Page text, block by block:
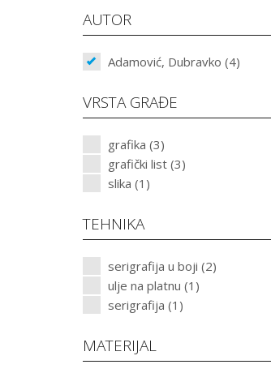
AUTOR
Adamović, Dubravko (4)
VRSTA GRAĐE
grafika (3)
grafički list (3)
slika (1)
TEHNIKA
serigrafija u boji (2)
ulje na platnu (1)
serigrafija (1)
MATERIJAL